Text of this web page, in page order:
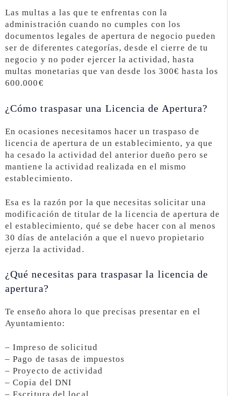
Las multas a las que te enfrentas con la
administración cuando no cumples con los
documentos legales de apertura de negocio pueden
ser de diferentes categorías, desde el cierre de tu
negocio y no poder ejercer la actividad, hasta
multas monetarias que van desde los 300€ hasta los
600.000€
¿Cómo traspasar una Licencia de Apertura?
En ocasiones necesitamos hacer un traspaso de
licencia de apertura de un establecimiento, ya que
ha cesado la actividad del anterior dueño pero se
mantiene la actividad realizada en el mismo
establecimiento.
Esa es la razón por la que necesitas solicitar una
modificación de titular de la licencia de apertura de
el establecimiento, qué se debe hacer con al menos
30 días de antelación a que el nuevo propietario
ejerza la actividad.
¿Qué necesitas para traspasar la licencia de
apertura?
Te enseño ahora lo que precisas presentar en el
Ayuntamiento:
– Impreso de solicitud
– Pago de tasas de impuestos
– Proyecto de actividad
– Copia del DNI